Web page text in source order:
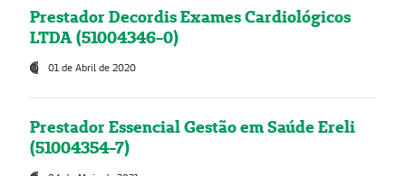
Prestador Decordis Exames Cardiológicos
LTDA (51004346-0)
01 de Abril de 2020
Prestador Essencial Gestão em Saúde Ereli
(51004354-7)